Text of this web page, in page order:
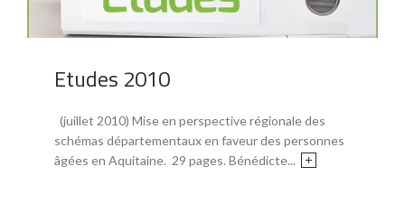
Etudes 2010
(juillet 2010) Mise en perspective régionale des
schémas départementaux en faveur des personnes
âgées en Aquitaine. 29 pages. Bénédicte...